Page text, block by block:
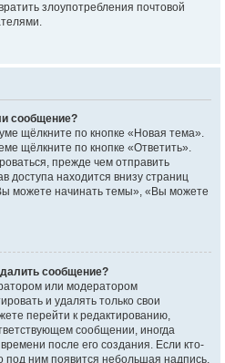
злоупотребления почтовой
сообщение?
щёлкните по кнопке «Новая тема».
щёлкните по кнопке «Ответить».
прежде чем отправить
доступа находится внизу страниц
можете начинать темы», «Вы можете
сообщение?
или модератором
и удалять только свои
перейти к редактированию,
сообщении, иногда
после его создания. Если кто-
под ним появится небольшая надпись,